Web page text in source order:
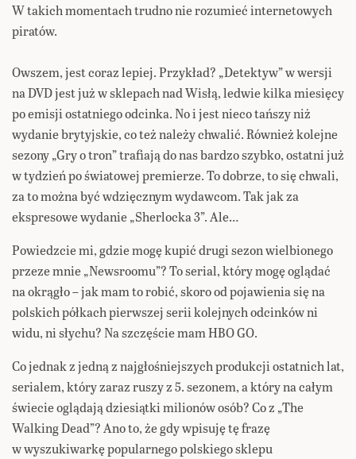
W takich momentach trudno nie rozumieć internetowych
piratów.
Owszem, jest coraz lepiej. Przykład? „Detektyw” w wersji
na DVD jest już w sklepach nad Wisłą, ledwie kilka miesięcy
po emisji ostatniego odcinka. No i jest nieco tańszy niż
wydanie brytyjskie, co też należy chwalić. Również kolejne
sezony „Gry o tron” trafiają do nas bardzo szybko, ostatni już
w tydzień po światowej premierze. To dobrze, to się chwali,
za to można być wdzięcznym wydawcom. Tak jak za
ekspresowe wydanie „Sherlocka 3”. Ale…
Powiedzcie mi, gdzie mogę kupić drugi sezon wielbionego
przeze mnie „Newsroomu”? To serial, który mogę oglądać
na okrągło – jak mam to robić, skoro od pojawienia się na
polskich półkach pierwszej serii kolejnych odcinków ni
widu, ni słychu? Na szczęście mam HBO GO.
Co jednak z jedną z najgłośniejszych produkcji ostatnich lat,
serialem, który zaraz ruszy z 5. sezonem, a który na całym
świecie oglądają dziesiątki milionów osób? Co z „The
Walking Dead”? Ano to, że gdy wpisuję tę frazę
w wyszukiwarkę popularnego polskiego sklepu